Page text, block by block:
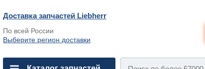
Доставка запчастей Liebherr
По всей России
Выберите регион доставки